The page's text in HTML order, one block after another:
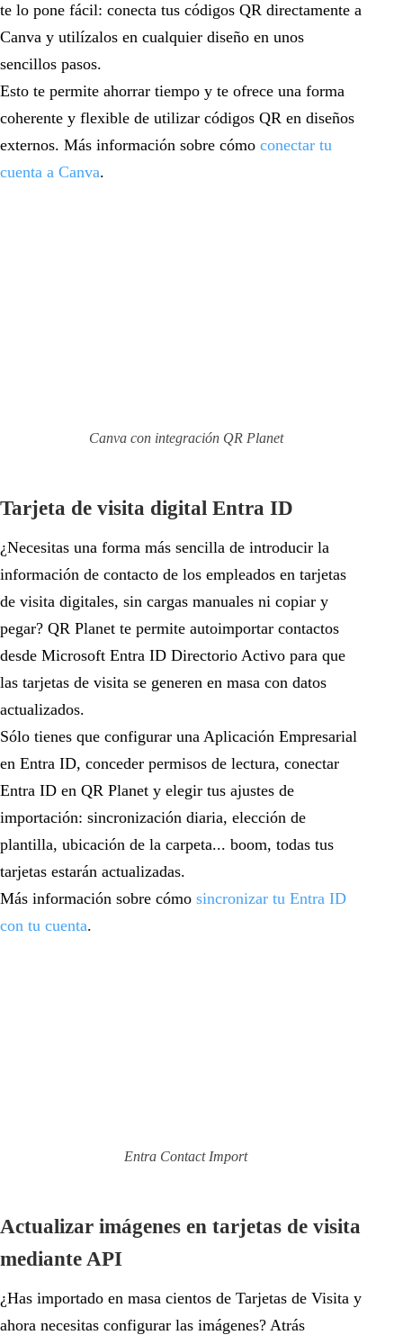
te lo pone fácil: conecta tus códigos QR directamente a
Canva y utilízalos en cualquier diseño en unos
sencillos pasos.
Esto te permite ahorrar tiempo y te ofrece una forma
coherente y flexible de utilizar códigos QR en diseños
externos. Más información sobre cómo conectar tu
cuenta a Canva.
Canva con integración QR Planet
Tarjeta de visita digital Entra ID
¿Necesitas una forma más sencilla de introducir la
información de contacto de los empleados en tarjetas
de visita digitales, sin cargas manuales ni copiar y
pegar? QR Planet te permite autoimportar contactos
desde Microsoft Entra ID Directorio Activo para que
las tarjetas de visita se generen en masa con datos
actualizados.
Sólo tienes que configurar una Aplicación Empresarial
en Entra ID, conceder permisos de lectura, conectar
Entra ID en QR Planet y elegir tus ajustes de
importación: sincronización diaria, elección de
plantilla, ubicación de la carpeta... boom, todas tus
tarjetas estarán actualizadas.
Más información sobre cómo sincronizar tu Entra ID
con tu cuenta.
Entra Contact Import
Actualizar imágenes en tarjetas de visita
mediante API
¿Has importado en masa cientos de Tarjetas de Visita y
ahora necesitas configurar las imágenes? Atrás